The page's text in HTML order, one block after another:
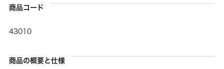
商品コード
43010
商品の概要と仕様